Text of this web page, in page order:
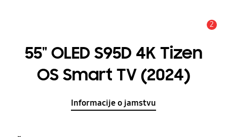
2
55" OLED S95D 4K Tizen
OS Smart TV (2024)
Informacije o jamstvu